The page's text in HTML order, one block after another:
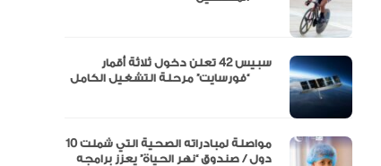
سبيس 42 تعلن دخول ثلاثة أقمار
“فورسايت” مرحلة التشغيل الكامل
مواصلة لمبادراته الصحية التي شملت 10
دول / صندوق “نهر الحياة” يعزز برامجه